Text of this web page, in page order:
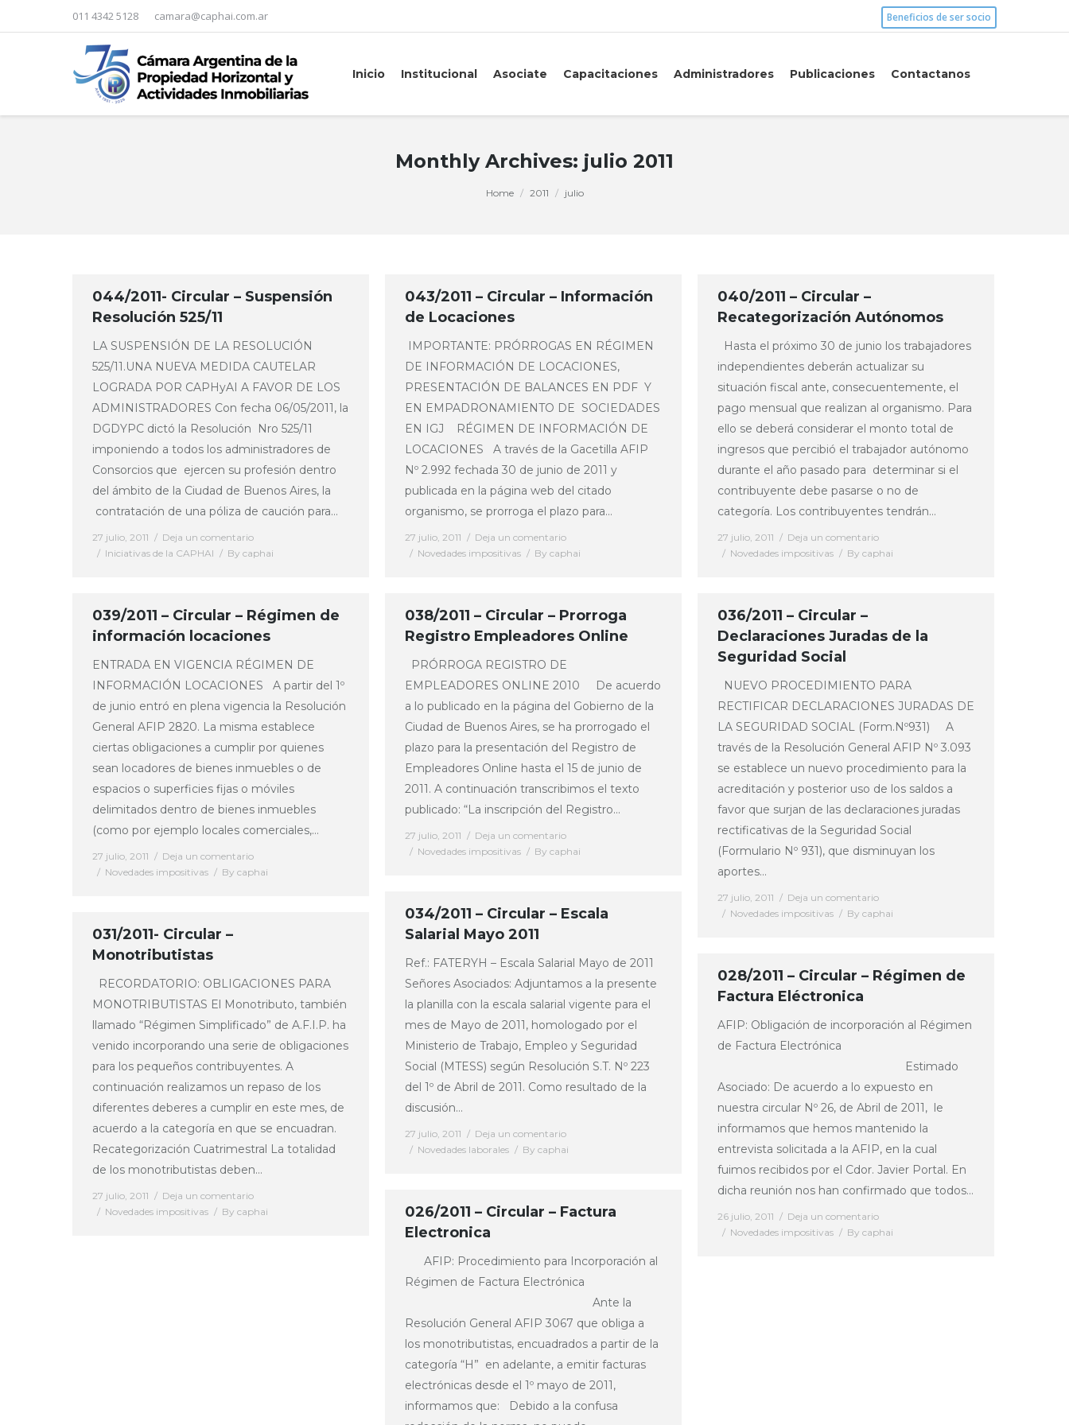
011 4342 5128 camara@caphai.com.ar Beneficios de ser socio
Inicio Institucional Asociate Capacitaciones Administradores Publicaciones Contactanos
Monthly Archives: julio 2011
Home 2011 julio
044/2011- Circular – Suspensión
Resolución 525/11
LA SUSPENSIÓN DE LA RESOLUCIÓN
525/11.UNA NUEVA MEDIDA CAUTELAR
LOGRADA POR CAPHyAI A FAVOR DE LOS
ADMINISTRADORES Con fecha 06/05/2011, la
DGDYPC dictó la Resolución Nro 525/11
imponiendo a todos los administradores de
Consorcios que ejercen su profesión dentro
del ámbito de la Ciudad de Buenos Aires, la
contratación de una póliza de caución para…
27 julio, 2011
Deja un comentario
Iniciativas de la CAPHAI
By caphai
043/2011 – Circular – Información
de Locaciones
IMPORTANTE: PRÓRROGAS EN RÉGIMEN
DE INFORMACIÓN DE LOCACIONES,
PRESENTACIÓN DE BALANCES EN PDF Y
EN EMPADRONAMIENTO DE SOCIEDADES
EN IGJ RÉGIMEN DE INFORMACIÓN DE
LOCACIONES A través de la Gacetilla AFIP
Nº 2.992 fechada 30 de junio de 2011 y
publicada en la página web del citado
organismo, se prorroga el plazo para…
27 julio, 2011
Deja un comentario
Novedades impositivas
By caphai
040/2011 – Circular –
Recategorización Autónomos
Hasta el próximo 30 de junio los trabajadores
independientes deberán actualizar su
situación fiscal ante, consecuentemente, el
pago mensual que realizan al organismo. Para
ello se deberá considerar el monto total de
ingresos que percibió el trabajador autónomo
durante el año pasado para determinar si el
contribuyente debe pasarse o no de
categoría. Los contribuyentes tendrán…
27 julio, 2011
Deja un comentario
Novedades impositivas
By caphai
039/2011 – Circular – Régimen de
información locaciones
ENTRADA EN VIGENCIA RÉGIMEN DE
INFORMACIÓN LOCACIONES A partir del 1º
de junio entró en plena vigencia la Resolución
General AFIP 2820. La misma establece
ciertas obligaciones a cumplir por quienes
sean locadores de bienes inmuebles o de
espacios o superficies fijas o móviles
delimitados dentro de bienes inmuebles
(como por ejemplo locales comerciales,…
27 julio, 2011
Deja un comentario
Novedades impositivas
By caphai
038/2011 – Circular – Prorroga
Registro Empleadores Online
PRÓRROGA REGISTRO DE
EMPLEADORES ONLINE 2010 De acuerdo
a lo publicado en la página del Gobierno de la
Ciudad de Buenos Aires, se ha prorrogado el
plazo para la presentación del Registro de
Empleadores Online hasta el 15 de junio de
2011. A continuación transcribimos el texto
publicado: “La inscripción del Registro…
27 julio, 2011
Deja un comentario
Novedades impositivas
By caphai
036/2011 – Circular –
Declaraciones Juradas de la
Seguridad Social
NUEVO PROCEDIMIENTO PARA
RECTIFICAR DECLARACIONES JURADAS DE
LA SEGURIDAD SOCIAL (Form.Nº931) A
través de la Resolución General AFIP Nº 3.093
se establece un nuevo procedimiento para la
acreditación y posterior uso de los saldos a
favor que surjan de las declaraciones juradas
rectificativas de la Seguridad Social
(Formulario Nº 931), que disminuyan los
aportes…
27 julio, 2011
Deja un comentario
Novedades impositivas
By caphai
034/2011 – Circular – Escala
Salarial Mayo 2011
Ref.: FATERYH – Escala Salarial Mayo de 2011
Señores Asociados: Adjuntamos a la presente
la planilla con la escala salarial vigente para el
mes de Mayo de 2011, homologado por el
Ministerio de Trabajo, Empleo y Seguridad
Social (MTESS) según Resolución S.T. Nº 223
del 1º de Abril de 2011. Como resultado de la
discusión…
27 julio, 2011
Deja un comentario
Novedades laborales
By caphai
031/2011- Circular –
Monotributistas
RECORDATORIO: OBLIGACIONES PARA
MONOTRIBUTISTAS El Monotributo, también
llamado “Régimen Simplificado” de A.F.I.P. ha
venido incorporando una serie de obligaciones
para los pequeños contribuyentes. A
continuación realizamos un repaso de los
diferentes deberes a cumplir en este mes, de
acuerdo a la categoría en que se encuadran.
Recategorización Cuatrimestral La totalidad
de los monotributistas deben…
27 julio, 2011
Deja un comentario
Novedades impositivas
By caphai
028/2011 – Circular – Régimen de
Factura Eléctronica
AFIP: Obligación de incorporación al Régimen
de Factura Electrónica
Estimado
Asociado: De acuerdo a lo expuesto en
nuestra circular Nº 26, de Abril de 2011, le
informamos que hemos mantenido la
entrevista solicitada a la AFIP, en la cual
fuimos recibidos por el Cdor. Javier Portal. En
dicha reunión nos han confirmado que todos…
26 julio, 2011
Deja un comentario
Novedades impositivas
By caphai
026/2011 – Circular – Factura
Electronica
AFIP: Procedimiento para Incorporación al
Régimen de Factura Electrónica
Ante la
Resolución General AFIP 3067 que obliga a
los monotributistas, encuadrados a partir de la
categoría “H” en adelante, a emitir facturas
electrónicas desde el 1º mayo de 2011,
informamos que: Debido a la confusa